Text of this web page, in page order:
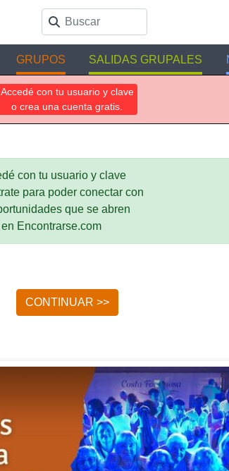
GRUPOS SALIDAS GRUPALES
Accedé con tu usuario y clave
o crea una cuenta gratis.
con tu usuario y clave
para poder conectar con
que se abren
en Encontrarse.com
CONTINUAR >>